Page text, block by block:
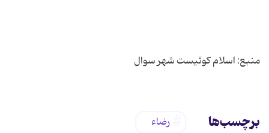
منبع: اسلام کوئیست شهر سوال
برچسب‌ها رضاء